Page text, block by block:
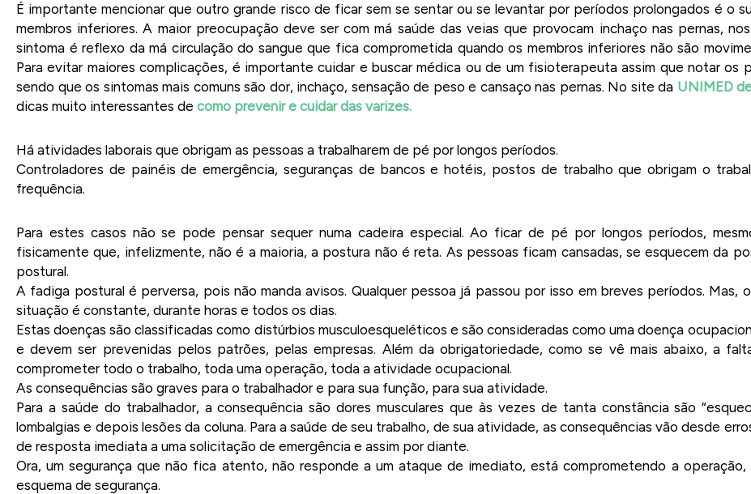
É importante mencionar que outro grande risco de ficar sem se sentar ou se levantar por períodos prolongados é o
membros inferiores. A maior preocupação deve ser com má saúde das veias que provocam inchaço nas pernas,
sintoma é reflexo da má circulação do sangue que fica comprometida quando os membros inferiores não são
Para evitar maiores complicações, é importante cuidar e buscar médica ou de um fisioterapeuta assim que notar os
sendo que os sintomas mais comuns são dor, inchaço, sensação de peso e cansaço nas pernas. No site da UNIMED
dicas muito interessantes de como prevenir e cuidar das varizes.
Há atividades laborais que obrigam as pessoas a trabalharem de pé por longos períodos.
Controladores de painéis de emergência, seguranças de bancos e hotéis, postos de trabalho que obrigam o
frequência.
Para estes casos não se pode pensar sequer numa cadeira especial. Ao ficar de pé por longos períodos,
fisicamente que, infelizmente, não é a maioria, a postura não é reta. As pessoas ficam cansadas, se esquecem da
postural.
A fadiga postural é perversa, pois não manda avisos. Qualquer pessoa já passou por isso em breves períodos. Mas,
situação é constante, durante horas e todos os dias.
Estas doenças são classificadas como distúrbios musculoesqueléticos e são consideradas como uma doença
e devem ser prevenidas pelos patrões, pelas empresas. Além da obrigatoriedade, como se vê mais abaixo, a
comprometer todo o trabalho, toda uma operação, toda a atividade ocupacional.
As consequências são graves para o trabalhador e para sua função, para sua atividade.
Para a saúde do trabalhador, a consequência são dores musculares que às vezes de tanta constância são
lombalgias e depois lesões da coluna. Para a saúde de seu trabalho, de sua atividade, as consequências vão desde
de resposta imediata a uma solicitação de emergência e assim por diante.
Ora, um segurança que não fica atento, não responde a um ataque de imediato, está comprometendo a
esquema de segurança.